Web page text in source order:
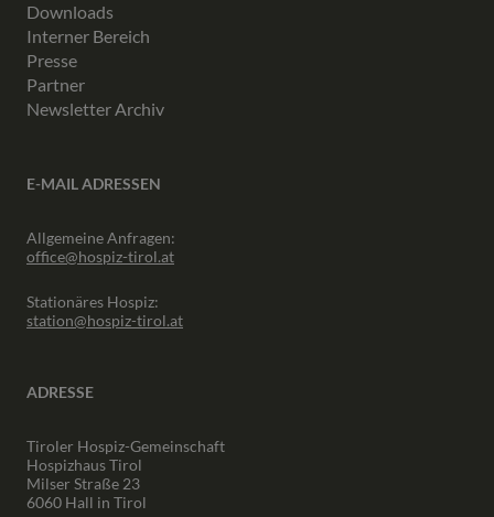
Downloads
Interner Bereich
Presse
Partner
Newsletter Archiv
E-MAIL ADRESSEN
Allgemeine Anfragen:
office@hospiz-tirol.at
Stationäres Hospiz:
station@hospiz-tirol.at
ADRESSE
Tiroler Hospiz-Gemeinschaft
Hospizhaus Tirol
Milser Straße 23
6060 Hall in Tirol